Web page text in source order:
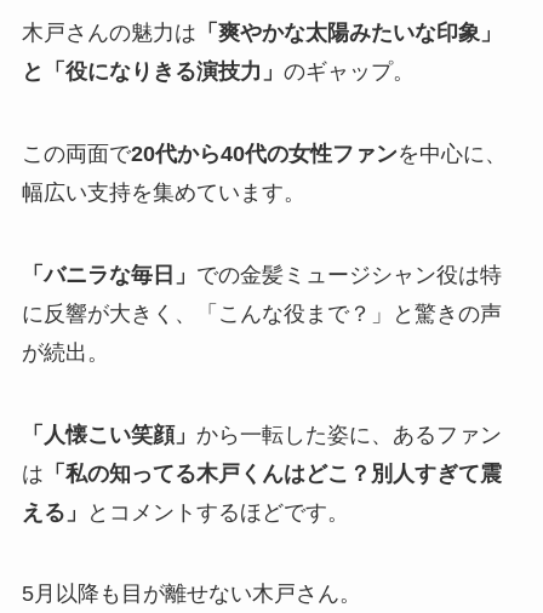
木戸さんの魅力は 「爽やかな太陽みたいな印象」
と「役になりきる演技力」 のギャップ。
この両面で20代から40代の女性ファンを中心に、
幅広い支持を集めています。
「バニラな毎日」 での金髪ミュージシャン役は特
に反響が大きく、「こんな役まで？」と驚きの声
が続出。
「人懐こい笑顔」 から一転した姿に、あるファン
は 「私の知ってる木戸くんはどこ？別人すぎて震
える」
とコメントするほどです。
5月以降も目が離せない木戸さん。